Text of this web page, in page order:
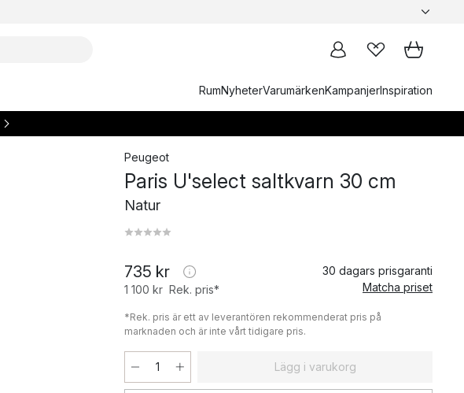
RumNyheterVarumärkenKampanjerInspiration
Peugeot
Paris U'select saltkvarn 30 cm
Natur
735 kr
1 100 kr Rek. pris*
30 dagars prisgaranti
Matcha priset
*Rek. pris är ett av leverantören rekommenderat pris på
marknaden och är inte vårt tidigare pris.
Lägg i varukorg